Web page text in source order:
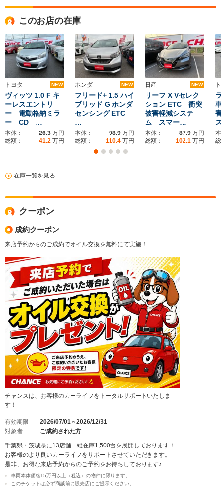
このお店の在庫
トヨタ NEW
ヴィッツ 1.0 F キ
ーレスエントリ
ー 電動格納ミラ
ー CD …
本体： 26.3 万円
総額：
41.2 万円
ホンダ NEW
フリード+ 1.5 ハイ
ブリッド G ホンダ
センシング ETC
…
本体： 98.9 万円
総額：
110.4 万円
日産 NEW
リーフ X Vセレク
ション ETC 衝突
被害軽減システ
ム スマー…
本体： 87.9 万円
総額：
102.1 万円
在庫一覧を見る
クーポン
成約クーポン
来店予約からのご成約でオイル交換を無料にて実施！
チャンスは、お客様のカーライフをトータルサポートいたしま
す！
有効期限
2026/07/01～2026/12/31
対象者
ご成約された方
千葉県・茨城県に13店舗・総在庫1,500台を展開しております！
お客様のより良いカーライフをサポートさせていただきます。
是非、お得な来店予約からのご予約をお待ちしております♪
車両本体価格15万円以上（税込）の物件に限ります。
このチケットは必ず商談前に販売店にご提示ください。